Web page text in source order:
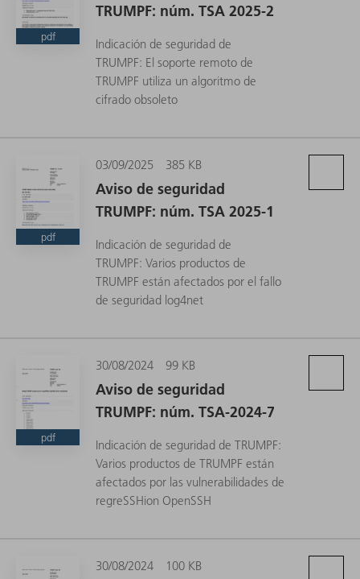
pdf
TRUMPF: núm. TSA 2025-2
Indicación de seguridad de
TRUMPF: El soporte remoto de
TRUMPF utiliza un algoritmo de
cifrado obsoleto
pdf
03/09/2025 385 KB
Aviso de seguridad
TRUMPF: núm. TSA 2025-1
Indicación de seguridad de
TRUMPF: Varios productos de
TRUMPF están afectados por el fallo
de seguridad log4net
pdf
30/08/2024 99 KB
Aviso de seguridad
TRUMPF: núm. TSA-2024-7
Indicación de seguridad de TRUMPF:
Varios productos de TRUMPF están
afectados por las vulnerabilidades de
regreSSHion OpenSSH
30/08/2024 100 KB